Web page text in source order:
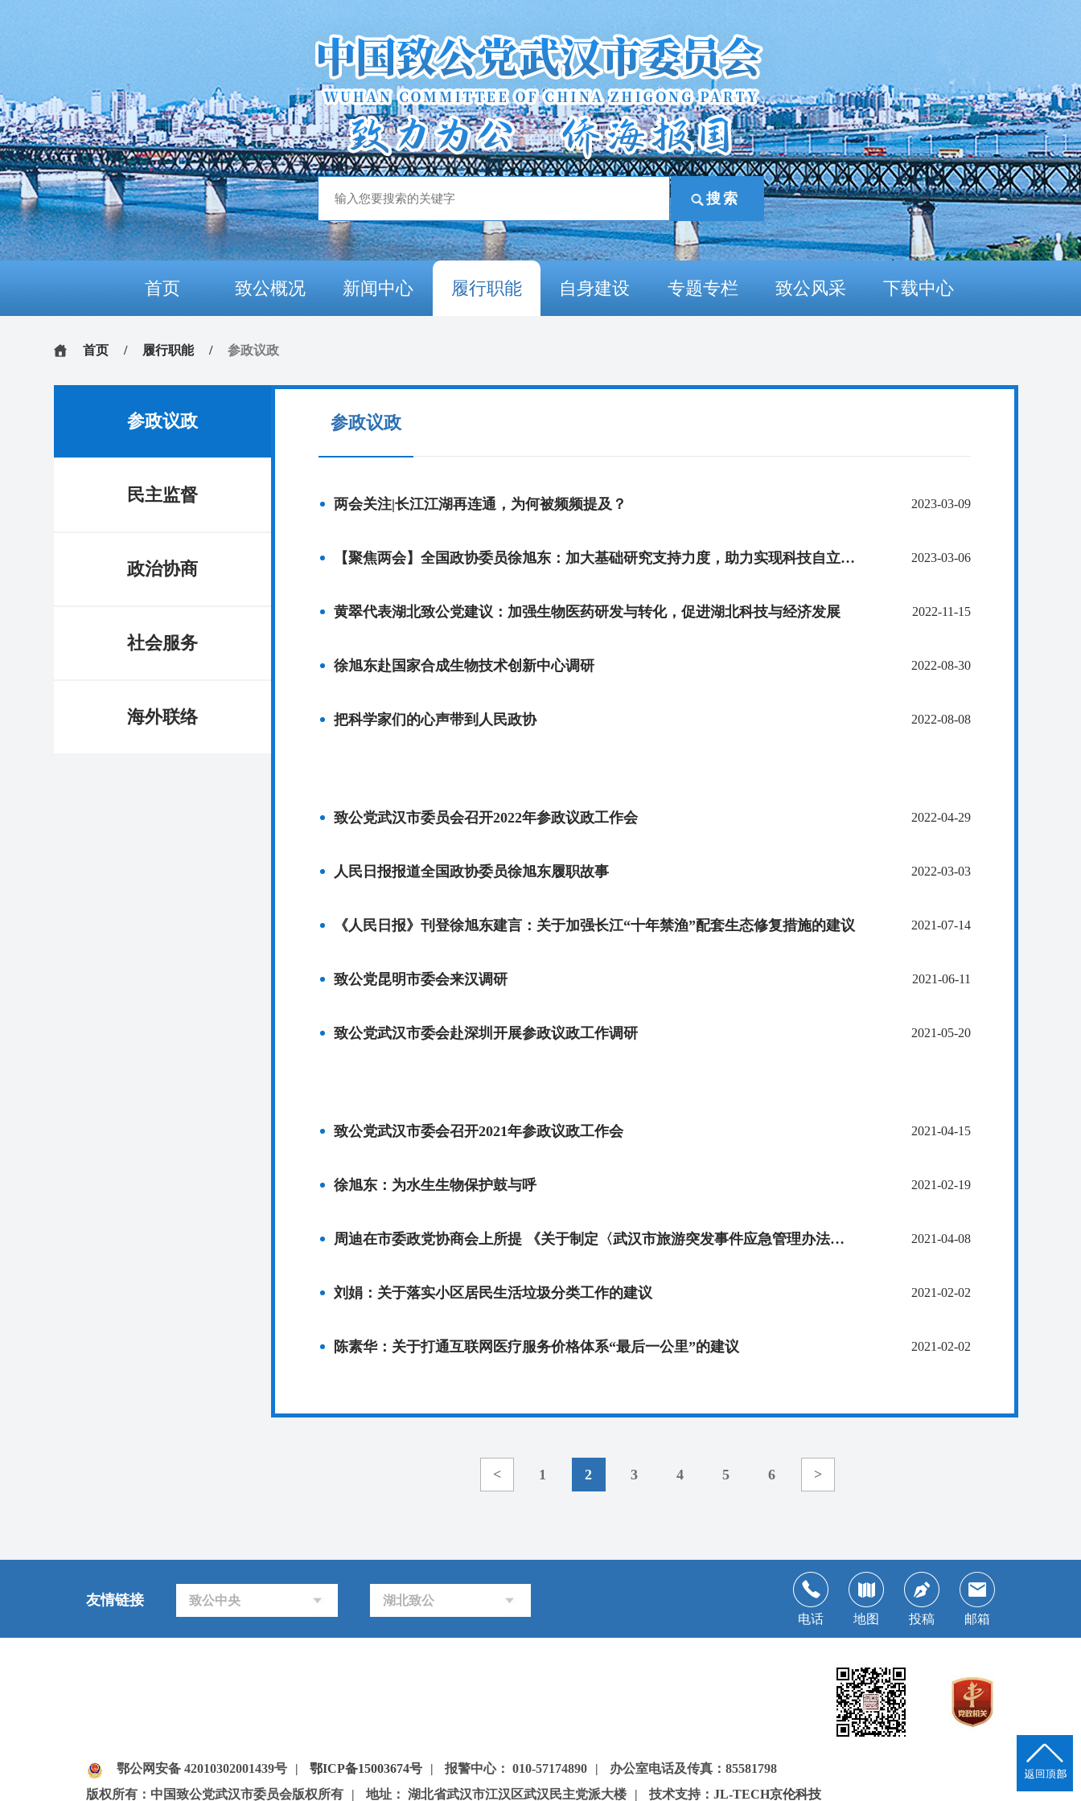
首页 致公概况 新闻中心 履行职能 自身建设 专题专栏 致公风采 下载中心
首页 / 履行职能 / 参政议政
参政议政
民主监督
政治协商
社会服务
海外联络
参政议政
两会关注|长江江湖再连通，为何被频频提及？ 2023-03-09
【聚焦两会】全国政协委员徐旭东：加大基础研究支持力度，助力实现科技自立自强 2023-03-06
黄翠代表湖北致公党建议：加强生物医药研发与转化，促进湖北科技与经济发展 2022-11-15
徐旭东赴国家合成生物技术创新中心调研 2022-08-30
把科学家们的心声带到人民政协 2022-08-08
致公党武汉市委员会召开2022年参政议政工作会 2022-04-29
人民日报报道全国政协委员徐旭东履职故事 2022-03-03
《人民日报》刊登徐旭东建言：关于加强长江“十年禁渔”配套生态修复措施的建议 2021-07-14
致公党昆明市委会来汉调研 2021-06-11
致公党武汉市委会赴深圳开展参政议政工作调研 2021-05-20
致公党武汉市委会召开2021年参政议政工作会 2021-04-15
徐旭东：为水生生物保护鼓与呼 2021-02-19
周迪在市委政党协商会上所提 《关于制定〈武汉市旅游突发事件应急管理办法〉的建议》部分内容被采纳 2021-04-08
刘娟：关于落实小区居民生活垃圾分类工作的建议 2021-02-02
陈素华：关于打通互联网医疗服务价格体系“最后一公里”的建议 2021-02-02
< 1 2 3 4 5 6 >
友情链接 致公中央
湖北致公
电话
地图 投稿 邮箱
鄂公网安备 42010302001439号 | 鄂ICP备15003674号 | 报警中心： 010-57174890 |
办公室电话及传真：85581798
版权所有：中国致公党武汉市委员会版权所有
| 地址： 湖北省武汉市江汉区武汉民主党派大楼 | 技术支持：JL-TECH京伦科技